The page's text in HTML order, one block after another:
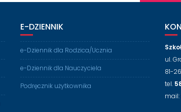
E-DZIENNIK
e-Dziennik dla Rodzica/Ucznia
e-Dziennik dla Nauczyciela
Podręcznik użytkownika
ul.
81-
tel.
mail: